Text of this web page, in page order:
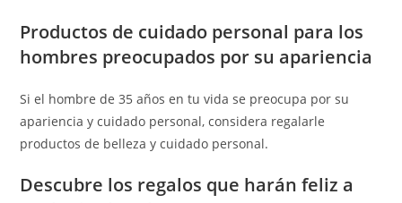
Productos de cuidado personal para los
hombres preocupados por su apariencia
Si el hombre de 35 años en tu vida se preocupa por su
apariencia y cuidado personal, considera regalarle
productos de belleza y cuidado personal.
Descubre los regalos que harán feliz a